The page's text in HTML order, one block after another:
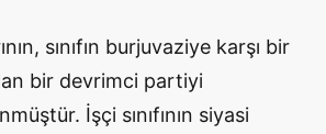
sınıfın burjuvaziye karşı bir
bir devrimci partiyi
İşçi sınıfının siyasi